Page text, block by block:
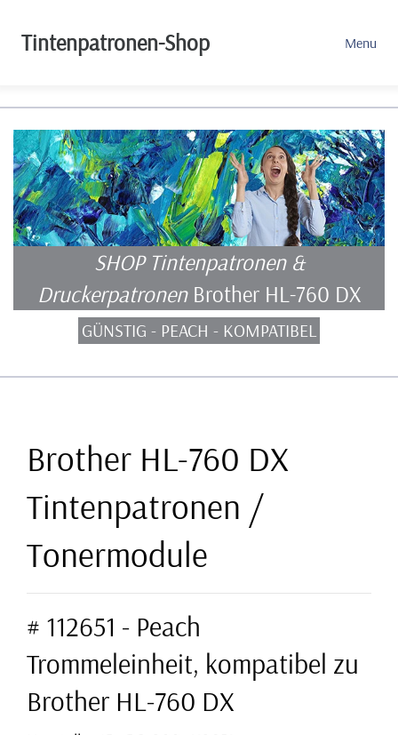
Tintenpatronen-Shop Menu
SHOP Tintenpatronen &
Druckerpatronen Brother HL-760 DX
GÜNSTIG - PEACH - KOMPATIBEL
Brother HL-760 DX
Tintenpatronen /
Tonermodule
# 112651 - Peach
Trommeleinheit, kompatibel zu
Brother HL-760 DX